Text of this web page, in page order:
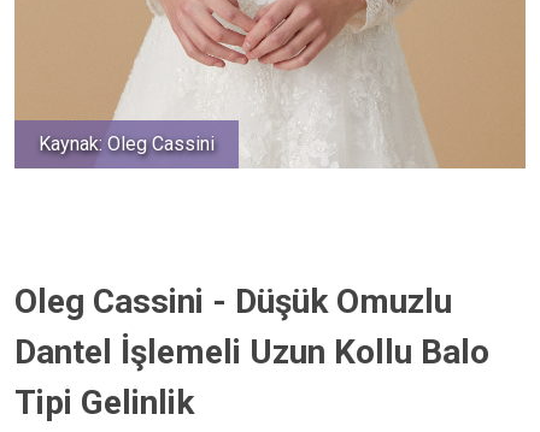
Kaynak: Oleg Cassini
Oleg Cassini - Düşük Omuzlu
Dantel İşlemeli Uzun Kollu Balo
Tipi Gelinlik